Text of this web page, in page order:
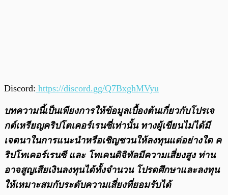
Discord: https://discord.gg/Q7BxghMVyu
บทความนี้เป็นเพียงการให้ข้อมูลเบื้องต้นเกี่ยวกับโปรเจ
กต์เหรียญคริปโตเคอร์เรนซี่เท่านั้น ทางผู้เขียนไม่ได้มี
เจตนาในการแนะนำหรือเชิญชวนให้ลงทุนแต่อย่างใด ค
ริปโทเคอร์เรนซี และ โทเคนดิจิทัลมีความเสี่ยงสูง ท่าน
อาจสูญเสียเงินลงทุนได้ทั้งจํานวน โปรดศึกษาและลงทุน
ให้เหมาะสมกับระดับความเสี่ยงที่ยอมรับได้